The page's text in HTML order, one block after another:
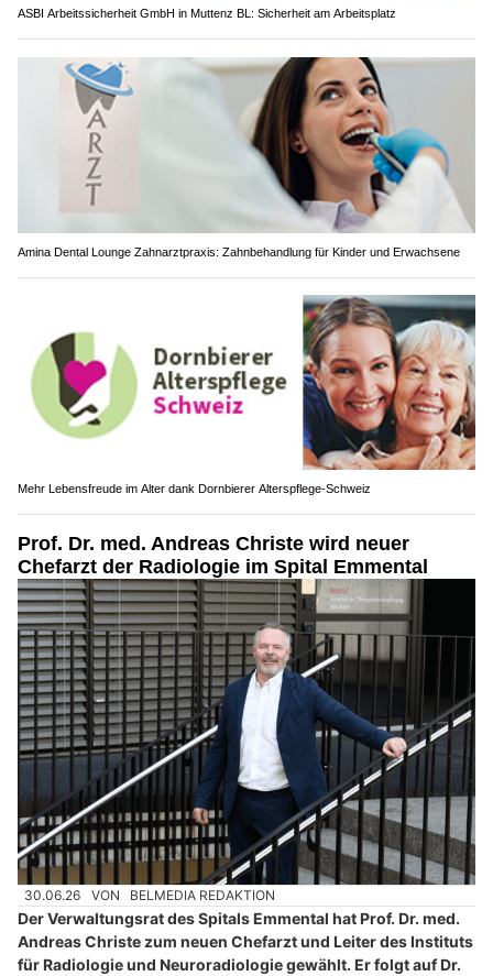
ASBI Arbeitssicherheit GmbH in Muttenz BL: Sicherheit am Arbeitsplatz
Amina Dental Lounge Zahnarztpraxis: Zahnbehandlung für Kinder und Erwachsene
Mehr Lebensfreude im Alter dank Dornbierer Alterspflege-Schweiz
Prof. Dr. med. Andreas Christe wird neuer
Chefarzt der Radiologie im Spital Emmental
30.06.26 VON BELMEDIA REDAKTION
Der Verwaltungsrat des Spitals Emmental hat Prof. Dr. med.
Andreas Christe zum neuen Chefarzt und Leiter des Instituts
für Radiologie und Neuroradiologie gewählt. Er folgt auf Dr.